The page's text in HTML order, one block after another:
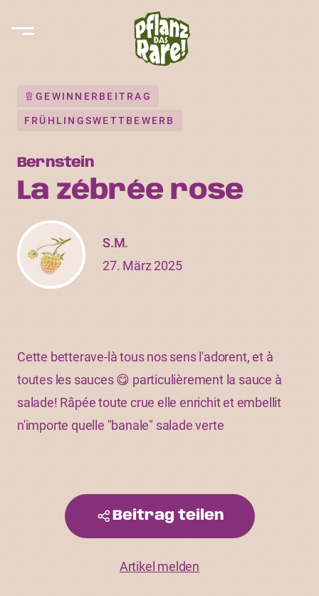
GEWINNERBEITRAG
FRÜHLINGSWETTBEWERB
Bernstein
La zébrée rose
S.M.
27. März 2025
Cette betterave-là tous nos sens l'adorent, et à
toutes les sauces 😋 particulièrement la sauce à
salade! Râpée toute crue elle enrichit et embellit
n'importe quelle "banale" salade verte
Beitrag teilen
Artikel melden